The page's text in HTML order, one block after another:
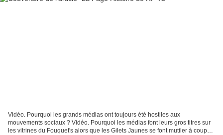
Vidéo. Pourquoi les grands médias ont toujours été hostiles aux
mouvements sociaux ? Vidéo. Pourquoi les médias font leurs gros titres sur
les vitrines du Fouquet's alors que les Gilets Jaunes se font mutiler à coup